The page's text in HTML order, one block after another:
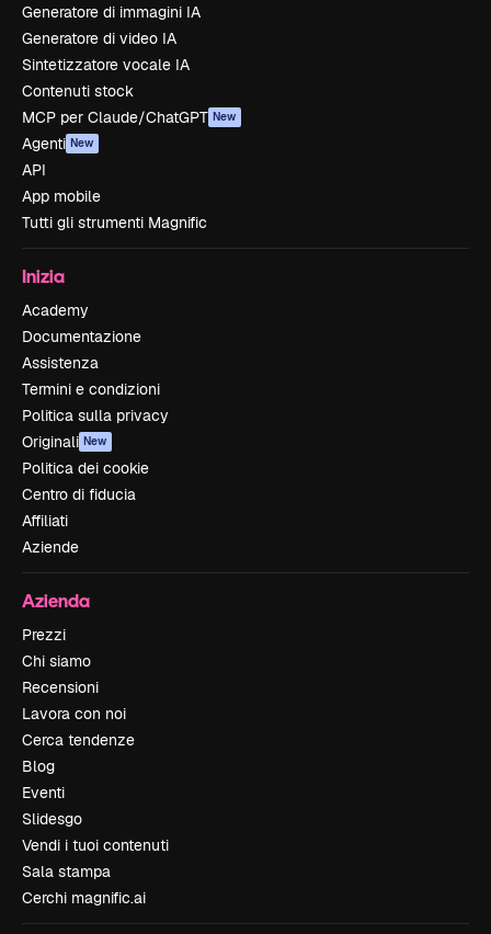
Generatore di immagini IA
Generatore di video IA
Sintetizzatore vocale IA
Contenuti stock
MCP per Claude/ChatGPT New
Agenti New
API
App mobile
Tutti gli strumenti Magnific
Inizia
Academy
Documentazione
Assistenza
Termini e condizioni
Politica sulla privacy
Originali New
Politica dei cookie
Centro di fiducia
Affiliati
Aziende
Azienda
Prezzi
Chi siamo
Recensioni
Lavora con noi
Cerca tendenze
Blog
Eventi
Slidesgo
Vendi i tuoi contenuti
Sala stampa
Cerchi magnific.ai